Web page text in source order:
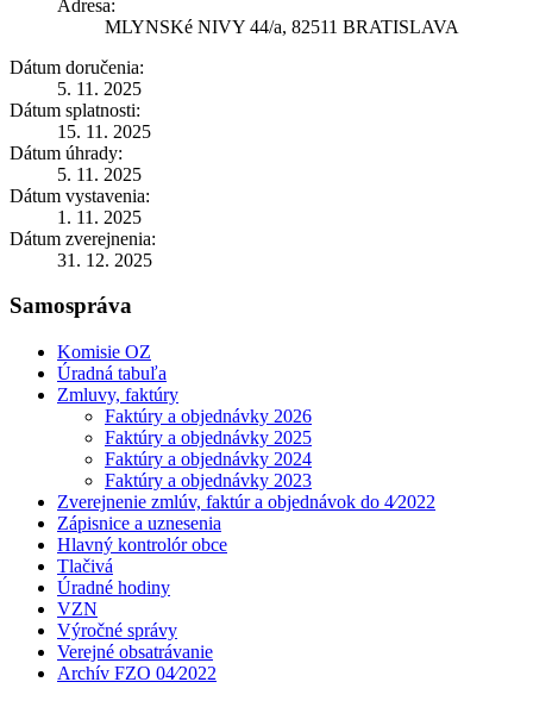
Adresa:
MLYNSKé NIVY 44/a, 82511 BRATISLAVA
Dátum doručenia:
5. 11. 2025
Dátum splatnosti:
15. 11. 2025
Dátum úhrady:
5. 11. 2025
Dátum vystavenia:
1. 11. 2025
Dátum zverejnenia:
31. 12. 2025
Samospráva
Komisie OZ
Úradná tabuľa
Zmluvy, faktúry
Faktúry a objednávky 2026
Faktúry a objednávky 2025
Faktúry a objednávky 2024
Faktúry a objednávky 2023
Zverejnenie zmlúv, faktúr a objednávok do 4⁄2022
Zápisnice a uznesenia
Hlavný kontrolór obce
Tlačivá
Úradné hodiny
VZN
Výročné správy
Verejné obsatrávanie
Archív FZO 04⁄2022